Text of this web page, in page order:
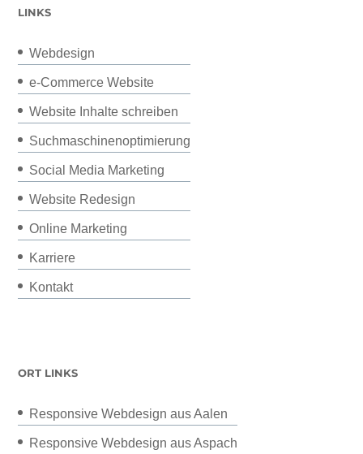
LINKS
Webdesign
e-Commerce Website
Website Inhalte schreiben
Suchmaschinenoptimierung
Social Media Marketing
Website Redesign
Online Marketing
Karriere
Kontakt
ORT LINKS
Responsive Webdesign aus Aalen
Responsive Webdesign aus Aspach